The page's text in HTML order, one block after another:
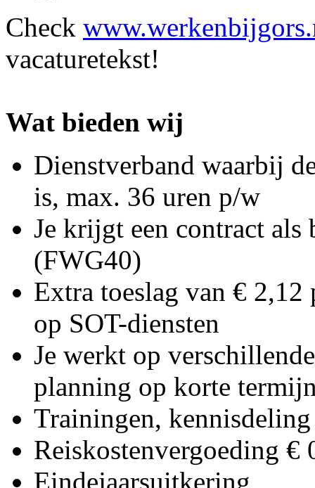
Check
vacaturetekst!
Wat bieden wij
Dienstverband waarbij
is, max. 36 uren p/w
Je krijgt een contract
(FWG40)
Extra toeslag van €
op SOT-diensten
Je werkt op
planning op korte
Trainingen,
Reiskostenvergoeding €
Eindejaarsuitkering